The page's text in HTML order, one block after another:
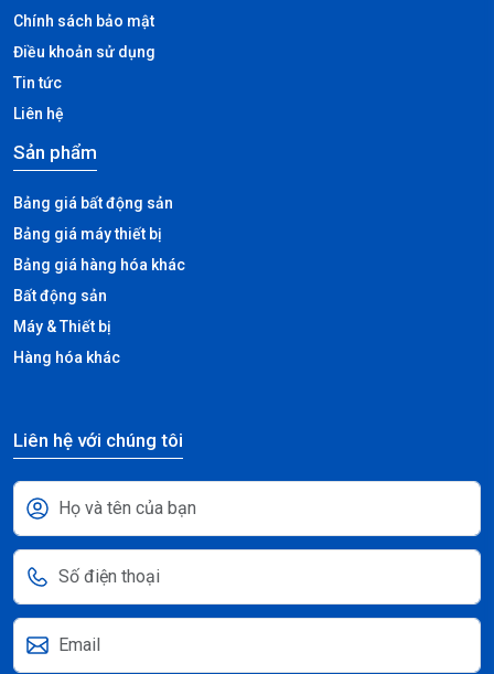
Chính sách bảo mật
Điều khoản sử dụng
Tin tức
Liên hệ
Sản phẩm
Bảng giá bất động sản
Bảng giá máy thiết bị
Bảng giá hàng hóa khác
Bất động sản
Máy & Thiết bị
Hàng hóa khác
Liên hệ với chúng tôi